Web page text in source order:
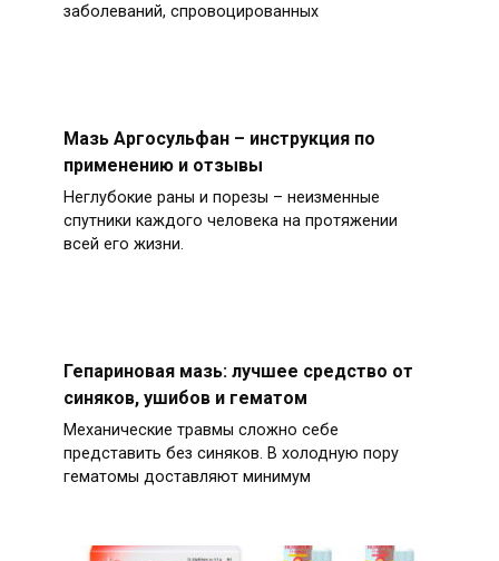
заболеваний, спровоцированных
Мазь Аргосульфан – инструкция по
применению и отзывы
Неглубокие раны и порезы – неизменные
спутники каждого человека на протяжении
всей его жизни.
Гепариновая мазь: лучшее средство от
синяков, ушибов и гематом
Механические травмы сложно себе
представить без синяков. В холодную пору
гематомы доставляют минимум